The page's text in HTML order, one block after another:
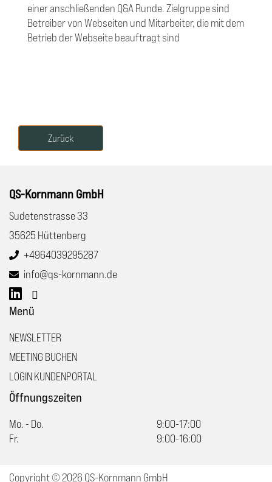
einer anschließenden Q&A Runde. Zielgruppe sind
Betreiber von Webseiten und Mitarbeiter, die mit dem
Betrieb der Webseite beauftragt sind
Zurück
QS-Kornmann GmbH
Sudetenstrasse 33
35625 Hüttenberg
+4964039295287
info@qs-kornmann.de
Menü
NEWSLETTER
MEETING BUCHEN
LOGIN KUNDENPORTAL
Öffnungszeiten
Mo. - Do.
9:00-17:00
Fr.
9:00-16:00
Copyright © 2026 QS-Kornmann GmbH